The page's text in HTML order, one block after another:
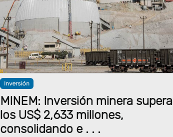
Inversión
MINEM: Inversión minera supera
los US$ 2,633 millones,
consolidando e . . .